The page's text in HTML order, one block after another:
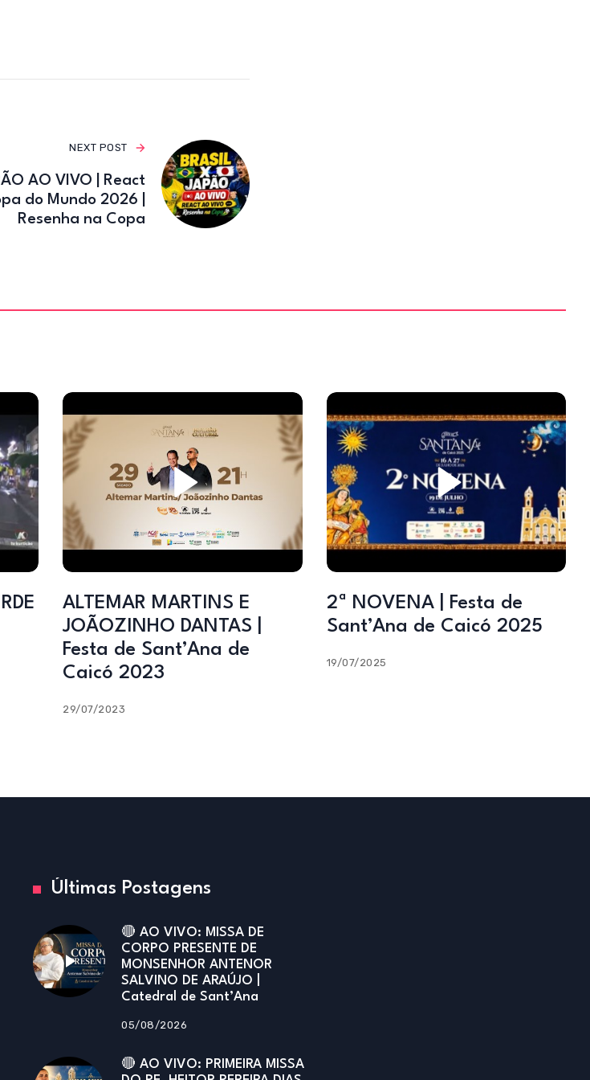
NEXT POST
AO VIVO | React
do Mundo 2026 |
Resenha na Copa
ALTEMAR MARTINS E
JOÃOZINHO DANTAS |
Festa de Sant’Ana de
Caicó 2023
29/07/2023
2ª NOVENA | Festa de
Sant’Ana de Caicó 2025
19/07/2025
Últimas Postagens
🔴 AO VIVO: MISSA DE
CORPO PRESENTE DE
MONSENHOR ANTENOR
SALVINO DE ARAÚJO |
Catedral de Sant’Ana
05/08/2026
🔴 AO VIVO: PRIMEIRA MISSA